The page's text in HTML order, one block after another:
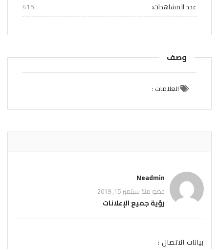
عدد المشاهدات:
415
وصف
العلامات :
Neadmin
عضو منذ سبتمبر 15, 2019
رؤية جميع الإعلانات
بيانات الاتصال :